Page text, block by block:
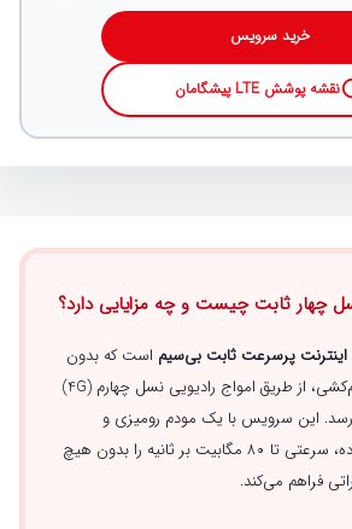
خرید سرویس
نقشه پوشش LTE پیشگامان
اینترنت پرسرعت ثابت بی‌سیم است که بدون
نیاز به خط تلفن یا سیم‌کشی، از طریق امواج رادیویی نسل چهارم (4G)
این سرویس با یک مودم رومیزی و
سیم‌کارت اختصاصی داده، سرعتی تا ۸۰ مگابیت بر ثانیه را بدون هیچ
فراهم می‌کند.